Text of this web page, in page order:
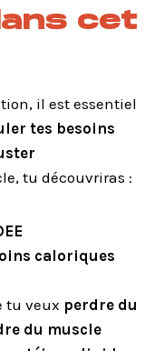
cet
il est essentiel
tes besoins
tu découvriras :
caloriques
tu veux perdre du
du muscle